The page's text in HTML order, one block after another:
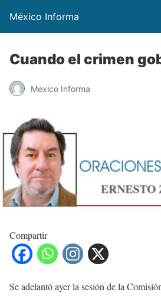
México Informa
Cuando el crimen
Mexico Informa
Compartir
Se adelantó ayer la sesión de la